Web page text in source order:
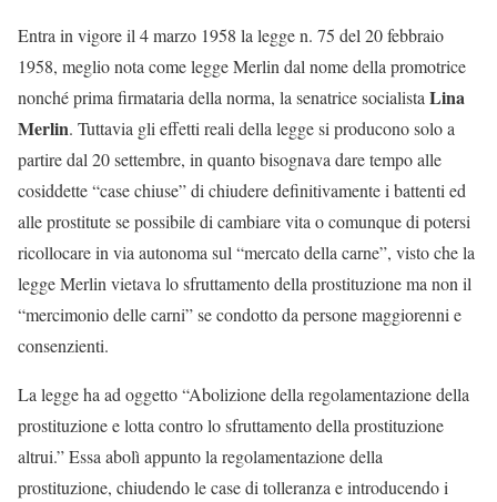
Entra in vigore il 4 marzo 1958 la legge n. 75 del 20 febbraio
1958, meglio nota come legge Merlin dal nome della promotrice
nonché prima firmataria della norma, la senatrice socialista Lina
Merlin. Tuttavia gli effetti reali della legge si producono solo a
partire dal 20 settembre, in quanto bisognava dare tempo alle
cosiddette “case chiuse” di chiudere definitivamente i battenti ed
alle prostitute se possibile di cambiare vita o comunque di potersi
ricollocare in via autonoma sul “mercato della carne”, visto che la
legge Merlin vietava lo sfruttamento della prostituzione ma non il
“mercimonio delle carni” se condotto da persone maggiorenni e
consenzienti.
La legge ha ad oggetto “Abolizione della regolamentazione della
prostituzione e lotta contro lo sfruttamento della prostituzione
altrui.” Essa abolì appunto la regolamentazione della
prostituzione, chiudendo le case di tolleranza e introducendo i